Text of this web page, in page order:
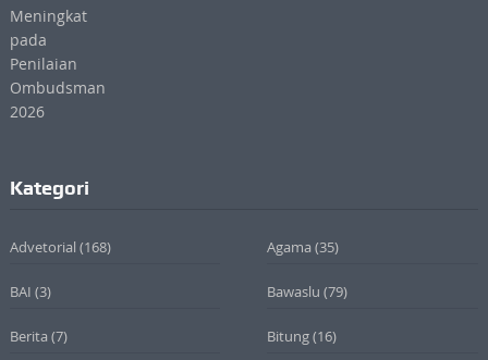
Kategori
Advetorial (168) Agama (35)
BAI (3) Bawaslu (79)
Berita (7) Bitung(16)